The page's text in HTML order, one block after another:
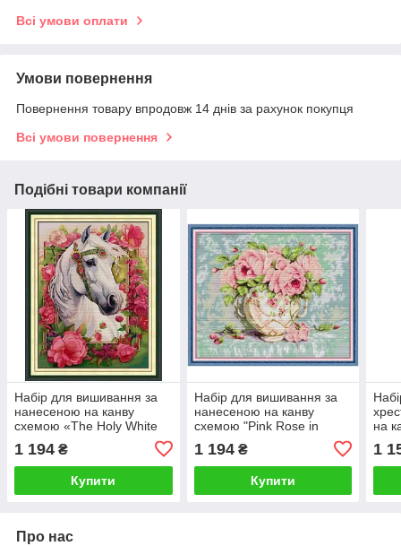
Всі умови оплати
Умови повернення
Повернення товару впродовж 14 днів за рахунок покупця
Всі умови повернення
Подібні товари компанії
Набір для вишивання за
нанесеною на канву
схемою «The Holy White
Horse ». AIDA 14CT printed
, 43*55 см
1 194 ₴
Купити
Набір для вишивання за
нанесеною на канву
схемою "Pink Rose in
Porcelain Jar". AIDA 14CT
printed 57*48 см
1 194₴
Купити
на
1
Про нас